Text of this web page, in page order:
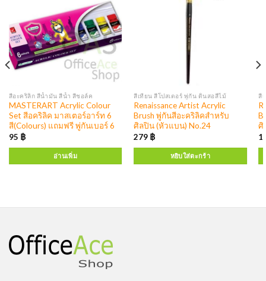
สีอะคริลิก สีน้ำมัน สีน้ำ สีชอล์ค
MASTERART Acrylic Colour
Set สีอคริลิค มาสเตอร์อาร์ท 6
สี(Colours) แถมฟรี พู่กันเบอร์ 6
95 ฿
อ่านเพิ่ม
สีเทียน สีโปสเตอร์ พู่กัน ดินสอสีไม้
Renaissance Artist Acrylic
Brush พู่กันสีอะคริลิคสำหรับ
ศิลปิน (หัวแบน) No.24
279 ฿
หยิบใส่ตะกร้า
สี
ศิ